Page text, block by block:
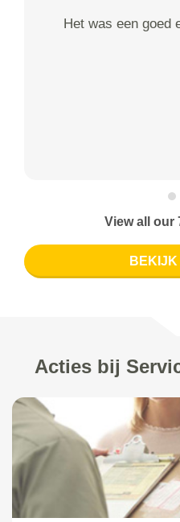
Het was een goed
View all our
Acties bij